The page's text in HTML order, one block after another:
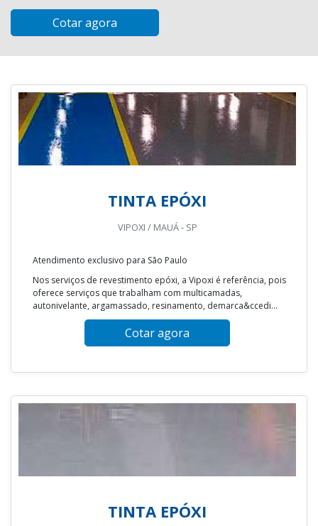
Cotar agora
TINTA EPÓXI
VIPOXI / MAUÁ - SP
Atendimento exclusivo para São Paulo
Nos serviços de revestimento epóxi, a Vipoxi é referência, pois
oferece serviços que trabalham com multicamadas,
autonivelante, argamassado, resinamento, demarca&ccedi...
Cotar agora
TINTA EPÓXI